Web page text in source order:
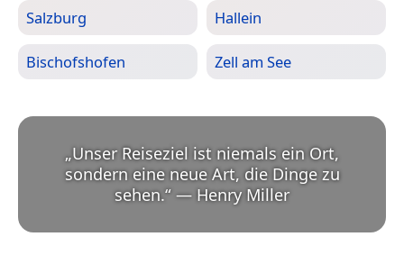
Salzburg Hallein
Bischofshofen Zell am See
„Unser Reiseziel ist niemals ein Ort,
sondern eine neue Art, die Dinge zu
sehen.“ — Henry Miller